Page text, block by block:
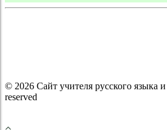
© 2026 Сайт учителя русского языка
reserved